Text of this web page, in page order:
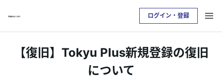
ログイン・登録
お支払い明細を確認したい方は
クレジットサービスへログインが必要です
【復旧】Tokyu Plus新規登録の復旧
について